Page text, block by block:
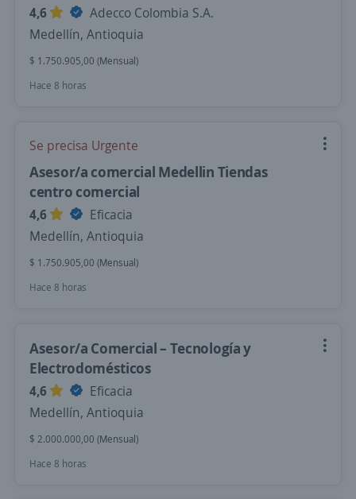
4,6
Adecco Colombia S.A.
Medellín, Antioquia
$ 1.750.905,00 (Mensual)
Hace 8 horas
Se precisa Urgente
Asesor/a comercial Medellin Tiendas
centro comercial
4,6
Eficacia
Medellín, Antioquia
$ 1.750.905,00 (Mensual)
Hace 8 horas
Asesor/a Comercial – Tecnología y
Electrodomésticos
4,6
Eficacia
Medellín, Antioquia
$ 2.000.000,00 (Mensual)
Hace 8 horas